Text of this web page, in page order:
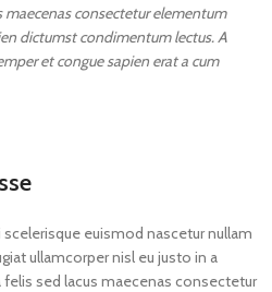
maecenas consectetur elementum
dictumst condimentum lectus. A
et congue sapien erat a cum
euismod nascetur nullam
ullamcorper nisl eu justo in a
felis sed lacus maecenas consectetur